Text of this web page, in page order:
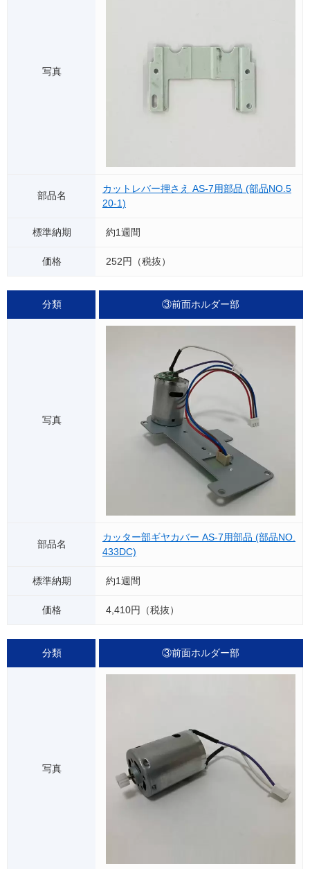
カットレバー押さえ AS-7用部品 (部品NO.5
20-1)
約1週間
252円（税抜）
③前面ホルダー部
カッター部ギヤカバー AS-7用部品 (部品NO.
433DC)
約1週間
4,410円（税抜）
③前面ホルダー部